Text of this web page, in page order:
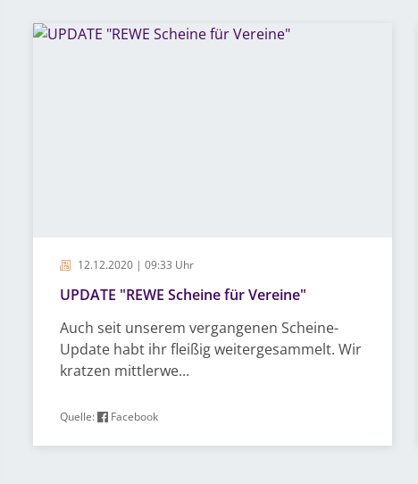
12.12.2020 | 09:33 Uhr
UPDATE "REWE Scheine für Vereine"
Auch seit unserem vergangenen Scheine-
Update habt ihr fleißig weitergesammelt. Wir
kratzen mittlerwe...
Quelle: Facebook